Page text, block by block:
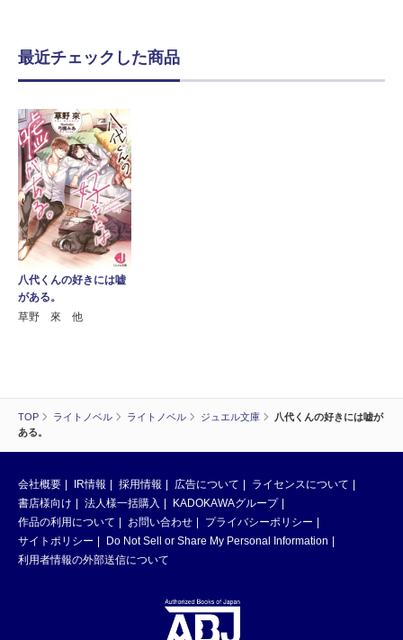
TOP ライトノベル ライトノベル ジュエル文庫
八代くんの好きには嘘が
ある。
最近チェックした商品
八代くんの好きには嘘
がある。
草野 來 他
会社概要 IR情報 採用情報 広告について
ライセンスについて
書店様向け
法人様一括購入
KADOKAWAグループ
作品の利用について
お問い合わせ
プライバシーポリシー
サイトポリシー
Do Not Sell or Share My Personal Information
利用者情報の外部送信について